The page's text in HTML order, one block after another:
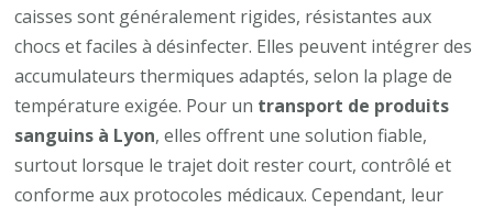
caisses sont généralement rigides, résistantes aux
chocs et faciles à désinfecter. Elles peuvent intégrer des
accumulateurs thermiques adaptés, selon la plage de
température exigée. Pour un transport de produits
sanguins à Lyon, elles offrent une solution fiable,
surtout lorsque le trajet doit rester court, contrôlé et
conforme aux protocoles médicaux. Cependant, leur